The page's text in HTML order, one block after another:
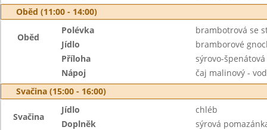
Oběd (11:00 - 14:00)
Oběd
Polévka
brambotrová se
Jídlo
bramborové
Příloha
sýrovo-
Nápoj
čaj malinový -
Svačina (15:00 - 16:00)
Svačina
Jídlo
chléb
Doplněk
sýrová